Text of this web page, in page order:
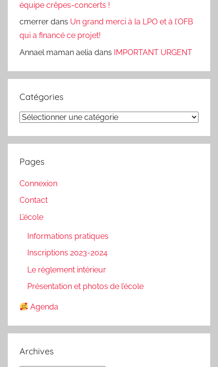
équipe crêpes-concerts !
cmerrer dans Un grand merci à la LPO et à l’OFB
qui a financé ce projet!
Annael maman aelia dans IMPORTANT URGENT
Catégories
Catégories
Pages
Connexion
Contact
L’école
Informations pratiques
Inscriptions 2023-2024
Le règlement intérieur
Présentation et photos de l’école
Agenda
Archives